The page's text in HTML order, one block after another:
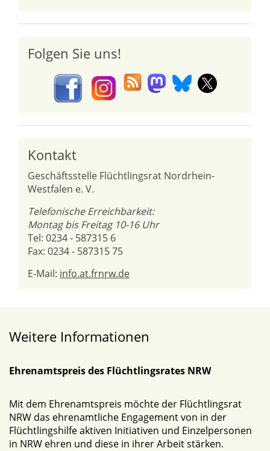
Folgen Sie uns!
Kontakt
Geschäftsstelle Flüchtlingsrat Nordrhein-
Westfalen e. V.
Telefonische Erreichbarkeit:
Montag bis Freitag 10-16 Uhr
Tel: 0234 - 587315 6
Fax: 0234 - 587315 75
E-Mail: info.at.frnrw.de
Weitere Informationen
Ehrenamtspreis des Flüchtlingsrates NRW
Mit dem Ehrenamtspreis möchte der Flüchtlingsrat
NRW das ehrenamtliche Engagement von in der
Flüchtlingshilfe aktiven Initiativen und Einzelpersonen
in NRW ehren und diese in ihrer Arbeit stärken.